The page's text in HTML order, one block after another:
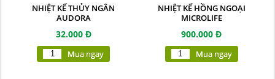
NHIỆT KẾ THỦY NGÂN
AUDORA
32.000 Đ
Mua ngay
NHIỆT KẾ HỒNG NGOẠI
MICROLIFE
900.000 Đ
Mua ngay